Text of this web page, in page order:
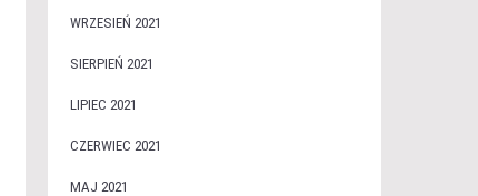
WRZESIEŃ 2021
SIERPIEŃ 2021
LIPIEC 2021
CZERWIEC 2021
MAJ 2021